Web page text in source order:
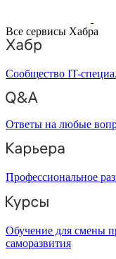
Все сервисы Хабра
Сообщество IT-
Ответы на любые
Профессиональное
Обучение для смены
саморазвития